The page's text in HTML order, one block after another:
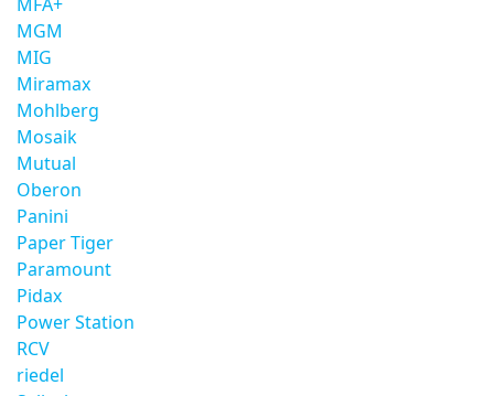
MGM
MIG
Miramax
Mohlberg
Mosaik
Mutual
Oberon
Panini
Paper Tiger
Paramount
Pidax
Power Station
RCV
riedel